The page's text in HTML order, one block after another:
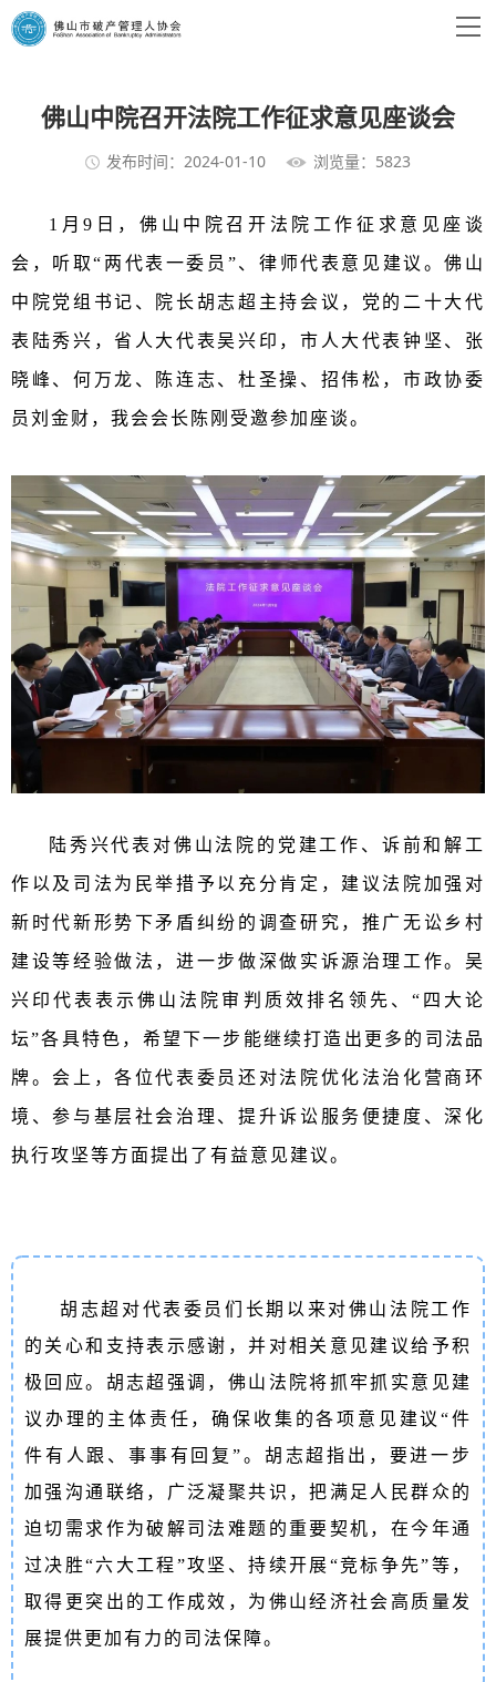
佛山中院召开法院工作征求意见座谈会
发布时间：2024-01-10 浏览量：5823
1月9日，佛山中院召开法院工作征求意见座谈
会，听取“两代表一委员”、律师代表意见建议。佛山
中院党组书记、院长胡志超主持会议，党的二十大代
表陆秀兴，省人大代表吴兴印，市人大代表钟坚、张
晓峰、何万龙、陈连志、杜圣操、招伟松，市政协委
员刘金财，我会会长陈刚受邀参加座谈。
陆秀兴代表对佛山法院的党建工作、诉前和解工
作以及司法为民举措予以充分肯定，建议法院加强对
新时代新形势下矛盾纠纷的调查研究，推广无讼乡村
建设等经验做法，进一步做深做实诉源治理工作。吴
兴印代表表示佛山法院审判质效排名领先、“四大论
坛”各具特色，希望下一步能继续打造出更多的司法品
牌。会上，各位代表委员还对法院优化法治化营商环
境、参与基层社会治理、提升诉讼服务便捷度、深化
执行攻坚等方面提出了有益意见建议。
胡志超对代表委员们长期以来对佛山法院工作
的关心和支持表示感谢，并对相关意见建议给予积
极回应。胡志超强调，佛山法院将抓牢抓实意见建
议办理的主体责任，确保收集的各项意见建议“件
件有人跟、事事有回复”。胡志超指出，要进一步
加强沟通联络，广泛凝聚共识，把满足人民群众的
迫切需求作为破解司法难题的重要契机，在今年通
过决胜“六大工程”攻坚、持续开展“竞标争先”等，
取得更突出的工作成效，为佛山经济社会高质量发
展提供更加有力的司法保障。